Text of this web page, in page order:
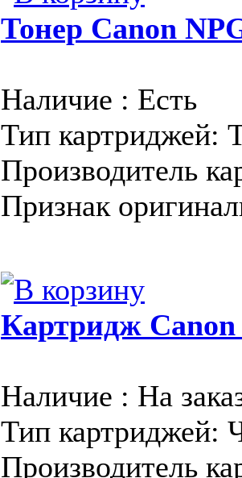
Тонер Canon
Наличие : Есть
Тип картриджей:
Производитель
Признак
Картридж Canon
Наличие : На
Тип картриджей:
Производитель